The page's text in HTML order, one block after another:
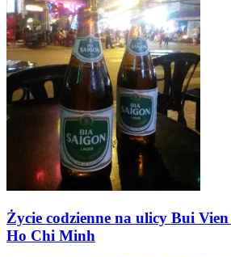
Życie codzienne na ulicy Bui
Ho Chi Minh